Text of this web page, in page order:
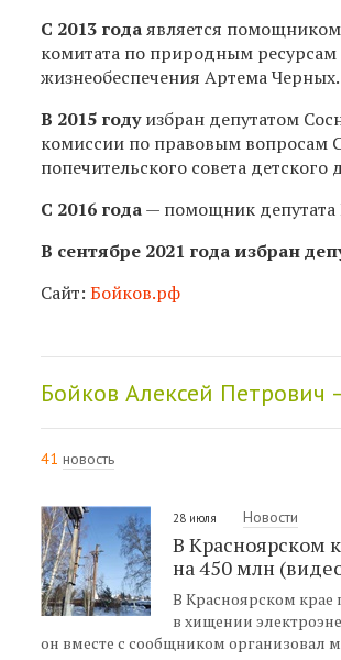
С 2013 годаявляется помощником
комитата по природным
жизнеобеспечения Артема Черных.
В 2015 годуизбран депутатом
комиссии по правовым вопросам
попечительского совета детского
С 2016 года— помощник
В сентябре 2021 года избран
Сайт: Бойков.рф
Бойков Алексей Петрович
41 новость
28 июля Новости
В Красноярском
на 450 млн
В Красноярском крае
в хищении
он вместе с сообщником организовал